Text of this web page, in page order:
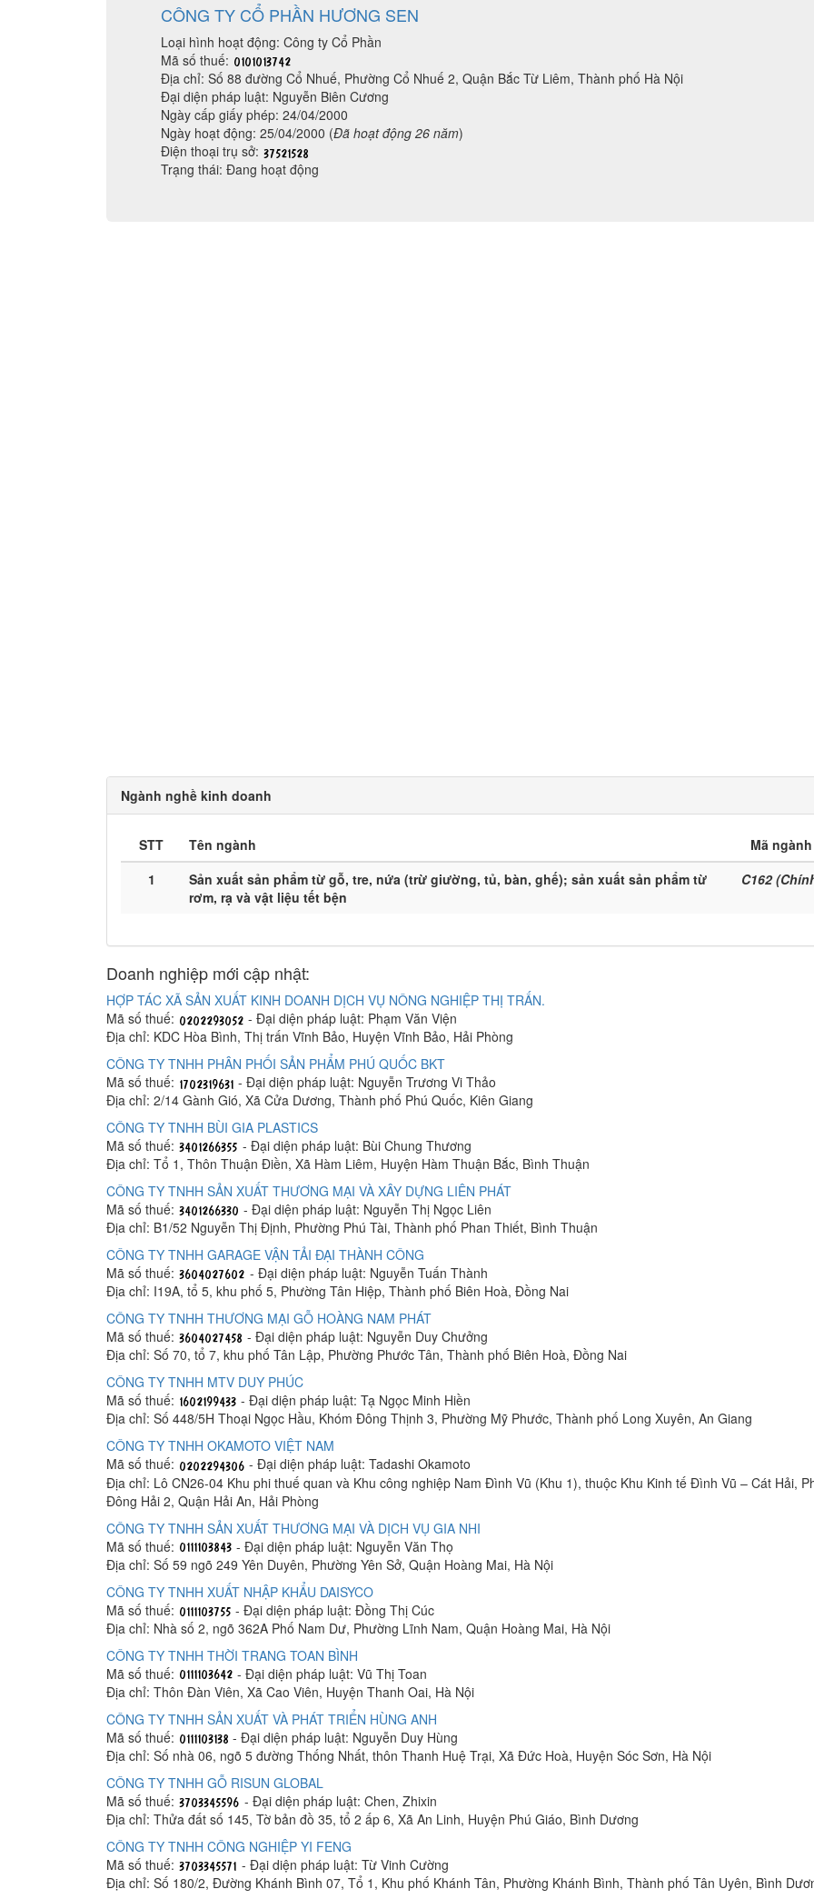
CÔNG TY CỔ PHẦN HƯƠNG SEN
Loại hình hoạt động: Công ty Cổ Phần
Mã số thuế:
Địa chỉ: Số 88 đường Cổ Nhuế, Phường Cổ Nhuế 2, Quận Bắc Từ Liêm, Thành phố Hà Nội
Đại diện pháp luật: Nguyễn Biên Cương
Ngày cấp giấy phép: 24/04/2000
Ngày hoạt động: 25/04/2000 (Đã hoạt động 26 năm)
Điện thoại trụ sở:
Trạng thái: Đang hoạt động
Ngành nghề kinh doanh
STT Tên ngành
Mã ngành
1
Sản xuất sản phẩm từ gỗ, tre, nứa (trừ giường, tủ, bàn, ghế); sản xuất sản phẩm từ
rơm, rạ và vật liệu tết bện
C162
Doanh nghiệp mới cập nhật:
HỢP TÁC XÃ SẢN XUẤT KINH DOANH DỊCH VỤ NÔNG NGHIỆP THỊ TRẤN.
Mã số thuế:
- Đại diện pháp luật: Phạm Văn Viện
Địa chỉ: KDC Hòa Bình, Thị trấn Vĩnh Bảo, Huyện Vĩnh Bảo, Hải Phòng
CÔNG TY TNHH PHÂN PHỐI SẢN PHẨM PHÚ QUỐC BKT
Mã số thuế:
- Đại diện pháp luật: Nguyễn Trương Vi Thảo
Địa chỉ: 2/14 Gành Gió, Xã Cửa Dương, Thành phố Phú Quốc, Kiên Giang
CÔNG TY TNHH BÙI GIA PLASTICS
Mã số thuế:
- Đại diện pháp luật: Bùi Chung Thương
Địa chỉ: Tổ 1, Thôn Thuận Điền, Xã Hàm Liêm, Huyện Hàm Thuận Bắc, Bình Thuận
CÔNG TY TNHH SẢN XUẤT THƯƠNG MẠI VÀ XÂY DỰNG LIÊN PHÁT
Mã số thuế:
- Đại diện pháp luật: Nguyễn Thị Ngọc Liên
Địa chỉ: B1/52 Nguyễn Thị Định, Phường Phú Tài, Thành phố Phan Thiết, Bình Thuận
CÔNG TY TNHH GARAGE VẬN TẢI ĐẠI THÀNH CÔNG
Mã số thuế:
- Đại diện pháp luật: Nguyễn Tuấn Thành
Địa chỉ: I19A, tổ 5, khu phố 5, Phường Tân Hiệp, Thành phố Biên Hoà, Đồng Nai
CÔNG TY TNHH THƯƠNG MẠI GỖ HOÀNG NAM PHÁT
Mã số thuế:
- Đại diện pháp luật: Nguyễn Duy Chưởng
Địa chỉ: Số 70, tổ 7, khu phố Tân Lập, Phường Phước Tân, Thành phố Biên Hoà, Đồng Nai
CÔNG TY TNHH MTV DUY PHÚC
Mã số thuế:
- Đại diện pháp luật: Tạ Ngọc Minh Hiền
Địa chỉ: Số 448/5H Thoại Ngọc Hầu, Khóm Đông Thịnh 3, Phường Mỹ Phước, Thành phố Long Xuyên, An Giang
CÔNG TY TNHH OKAMOTO VIỆT NAM
Mã số thuế:
- Đại diện pháp luật: Tadashi Okamoto
Địa chỉ: Lô CN26-04 Khu phi thuế quan và Khu công nghiệp Nam Đình Vũ (Khu 1), thuộc Khu Kinh tế Đình Vũ – Cát Hải,
Đông Hải 2, Quận Hải An, Hải Phòng
CÔNG TY TNHH SẢN XUẤT THƯƠNG MẠI VÀ DỊCH VỤ GIA NHI
Mã số thuế:
- Đại diện pháp luật: Nguyễn Văn Thọ
Địa chỉ: Số 59 ngõ 249 Yên Duyên, Phường Yên Sở, Quận Hoàng Mai, Hà Nội
CÔNG TY TNHH XUẤT NHẬP KHẨU DAISYCO
Mã số thuế:
- Đại diện pháp luật: Đồng Thị Cúc
Địa chỉ: Nhà số 2, ngõ 362A Phố Nam Dư, Phường Lĩnh Nam, Quận Hoàng Mai, Hà Nội
CÔNG TY TNHH THỜI TRANG TOAN BÌNH
Mã số thuế:
- Đại diện pháp luật: Vũ Thị Toan
Địa chỉ: Thôn Đàn Viên, Xã Cao Viên, Huyện Thanh Oai, Hà Nội
CÔNG TY TNHH SẢN XUẤT VÀ PHÁT TRIỂN HÙNG ANH
Mã số thuế:
- Đại diện pháp luật: Nguyễn Duy Hùng
Địa chỉ: Số nhà 06, ngõ 5 đường Thống Nhất, thôn Thanh Huệ Trại, Xã Đức Hoà, Huyện Sóc Sơn, Hà Nội
CÔNG TY TNHH GỖ RISUN GLOBAL
Mã số thuế:
- Đại diện pháp luật: Chen, Zhixin
Địa chỉ: Thửa đất số 145, Tờ bản đồ 35, tổ 2 ấp 6, Xã An Linh, Huyện Phú Giáo, Bình Dương
CÔNG TY TNHH CÔNG NGHIỆP YI FENG
Mã số thuế:
- Đại diện pháp luật: Từ Vinh Cường
Địa chỉ: Số 180/2, Đường Khánh Bình 07, Tổ 1, Khu phố Khánh Tân, Phường Khánh Bình, Thành phố Tân Uyên, Bình